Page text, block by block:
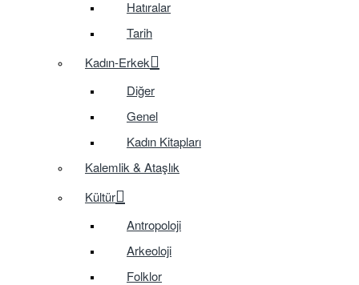
Hatıralar
Tarih
Kadın-Erkek
Diğer
Genel
Kadın Kitapları
Kalemlik & Ataşlık
Kültür
Antropoloji
Arkeoloji
Folklor